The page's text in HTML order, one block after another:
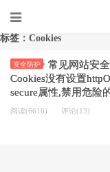
标签：Cookies
安全防护
常见网站安
Cookies没有设置
secure属性,禁用危险
TRACE，OPTIONS
阅读(6616) 评论(13)